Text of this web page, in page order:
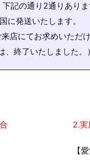
記の通り2通りありま
に発送いたします。
店にてお求めいただけ
、終了いたしました。）
2.実
【